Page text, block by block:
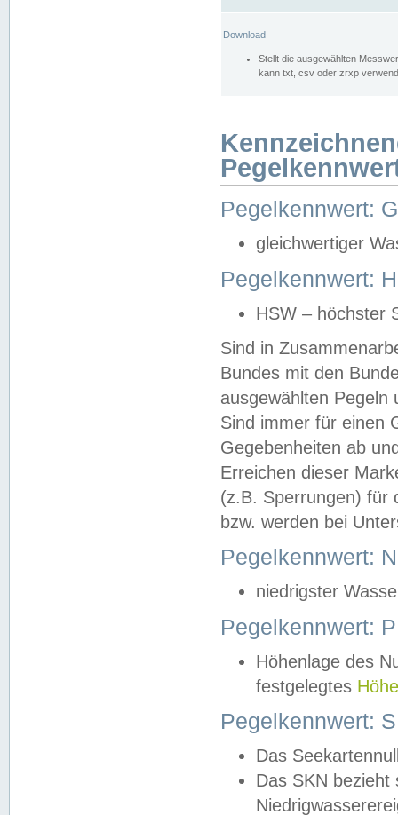
Download
Stellt die ausgewählten
kann txt, csv oder zrxp
Pegelkennwert:
gleichwertiger
Pegelkennwert:
HSW – höchster
Sind in
Bundes mit den
ausgewählten
Sind immer für einen
Gegebenheiten ab
Erreichen dieser
(z.B. Sperrungen) für
bzw. werden bei
Pegelkennwert:
niedrigster
Pegelkennwert:
Höhenlage des
festgelegtes
Pegelkennwert:
Das
Das SKN